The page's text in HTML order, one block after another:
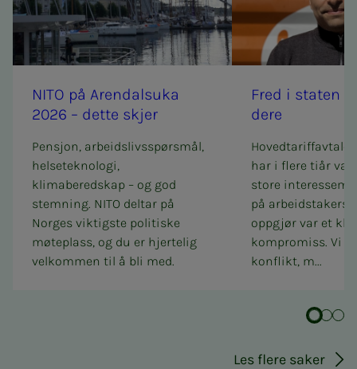
NITO på Aren­­­dal­s­u­­ka
2026 – det­­­te skjer
Pensjon, arbeidslivsspørsmål,
helseteknologi,
klimaberedskap – og god
stemning. NITO deltar på
Norges viktigste politiske
møteplass, og du er hjertelig
velkommen til å bli med.
Fred i sta­­­ten
de­­­re
har i flere tiår
store
på
oppgjør var et
kompromiss. Vi
konflikt, m...
Les flere saker